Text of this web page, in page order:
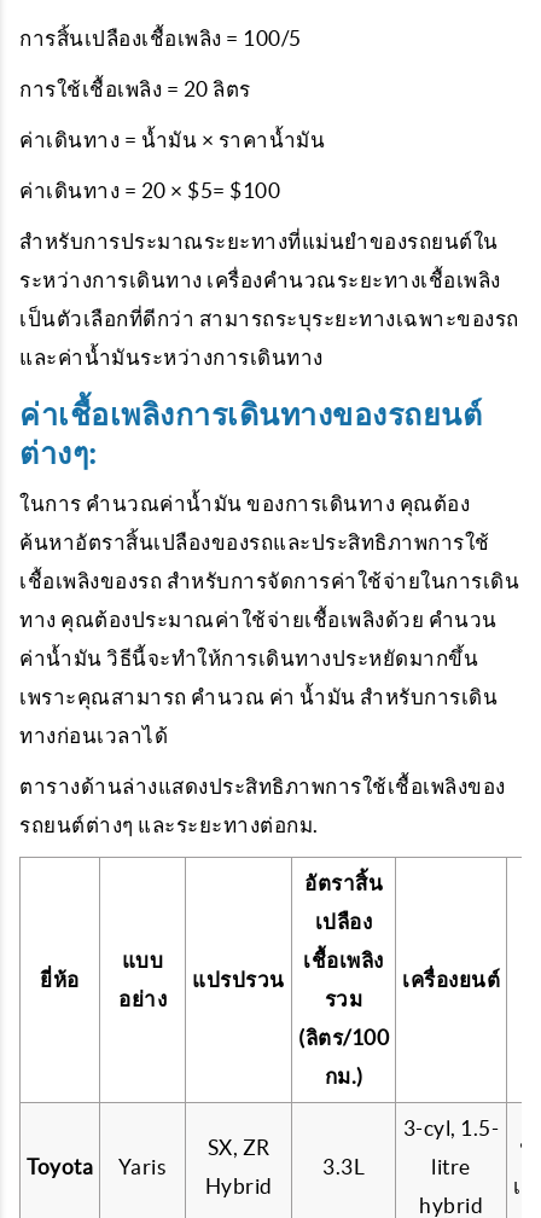
การสิ้นเปลืองเชื้อเพลิง = 100/5
การใช้เชื้อเพลิง = 20 ลิตร
ค่าเดินทาง = น้ำมัน × ราคาน้ำมัน
ค่าเดินทาง = 20 × $5= $100
สำหรับการประมาณระยะทางที่แม่นยำของรถยนต์ใน
ระหว่างการเดินทาง เครื่องคำนวณระยะทางเชื้อเพลิง
เป็นตัวเลือกที่ดีกว่า สามารถระบุระยะทางเฉพาะของรถ
และค่าน้ำมันระหว่างการเดินทาง
ค่าเชื้อเพลิงการเดินทางของรถยนต์
ต่างๆ:
ในการ คำนวณค่าน้ำมัน ของการเดินทาง คุณต้อง
ค้นหาอัตราสิ้นเปลืองของรถและประสิทธิภาพการใช้
เชื้อเพลิงของรถ สำหรับการจัดการค่าใช้จ่ายในการเดิน
ทาง คุณต้องประมาณค่าใช้จ่ายเชื้อเพลิงด้วย คำนวน
ค่าน้ำมัน วิธีนี้จะทำให้การเดินทางประหยัดมากขึ้น
เพราะคุณสามารถ คำนวณ ค่า น้ำมัน สำหรับการเดิน
ทางก่อนเวลาได้
ตารางด้านล่างแสดงประสิทธิภาพการใช้เชื้อเพลิงของ
รถยนต์ต่างๆ และระยะทางต่อกม.
ยี่ห้อ
แบบ
อย่าง
แปรปรวน
อัตราสิ้น
เปลือง
เชื้อเพลิง
รวม
(ลิตร/100
กม.)
เครื่องยนต์
Toyota Yaris
SX, ZR
Hybrid
3.3L
3-cyl, 1.5-
litre
hybrid
น้
เ